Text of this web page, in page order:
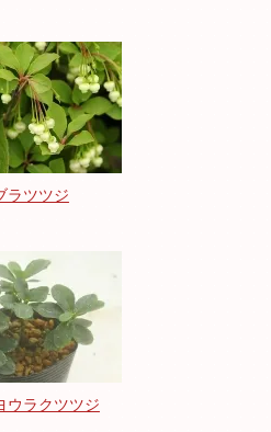
ラツツジ
ウラクツツジ